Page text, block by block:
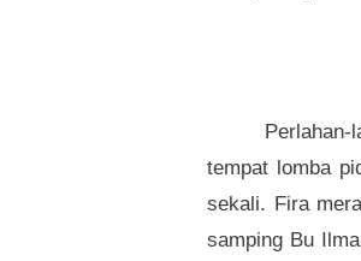
tempat lomba
sekali. Fira
samping Bu